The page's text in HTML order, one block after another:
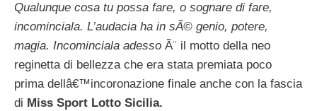
Qualunque cosa tu possa fare, o sognare di fare,
incominciala. L’audacia ha in sÃ© genio, potere,
magia. Incominciala adesso Ã¨ il motto della neo
reginetta di bellezza che era stata premiata poco
prima dellâ€™incoronazione finale anche con la fascia
di Miss Sport Lotto Sicilia.